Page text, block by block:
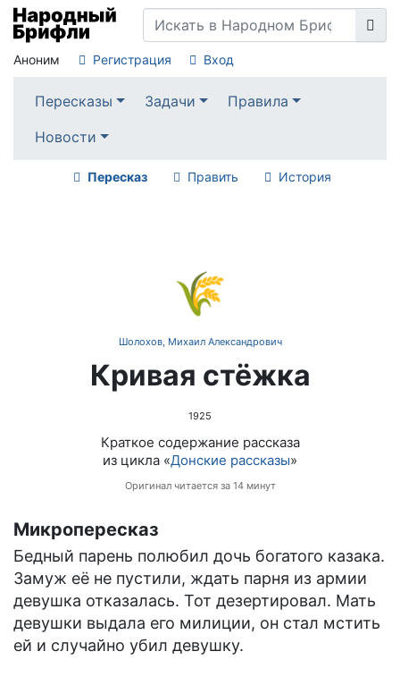
Аноним Регистрация Вход
Пересказы Задачи
Правила
Новости
Пересказ Править История
🌾
Шолохов, Михаил Александрович
Кривая стёжка
1925
Краткое содержание рассказа
из цикла «Донские рассказы»
Оригинал читается за 14 минут
Микропересказ
Бедный парень полюбил дочь богатого казака.
Замуж её не пустили, ждать парня из армии
девушка отказалась. Тот дезертировал. Мать
девушки выдала его милиции, он стал мстить
ей и случайно убил девушку.